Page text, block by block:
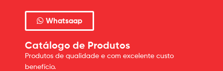
Whatsaap
Catálogo de Produtos
Produtos de qualidade e com excelente custo
benefício.